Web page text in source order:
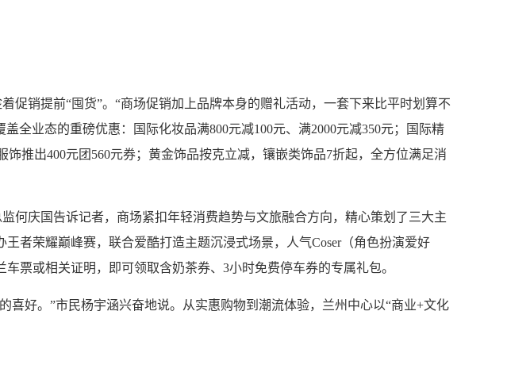
销提前“囤货”。“商场促销加上品牌本身的赠礼活动，一套下来比平时划算不
全业态的重磅优惠：国际化妆品满800元减100元、满2000元减350元；国际精
饰推出400元团560元券；黄金饰品按克立减，镶嵌类饰品7折起，全方位满足消
庆国告诉记者，商场紧扣年轻消费趋势与文旅融合方向，精心策划了三大主
者荣耀巅峰赛，联合爱酷打造主题沉浸式场景，人气Coser（角色扮演爱好
票或相关证明，即可领取含奶茶券、3小时免费停车券的专属礼包。
好。”市民杨宇涵兴奋地说。从实惠购物到潮流体验，兰州中心以“商业+文化